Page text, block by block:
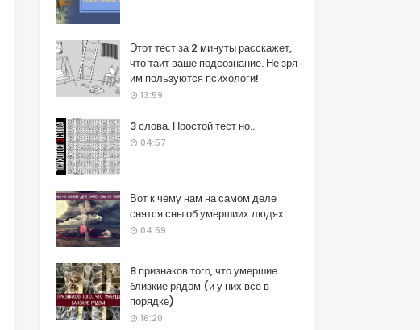
Этот тест за 2 минуты расскажет,
что таит ваше подсознание. Не зря
им пользуются психологи!
13:59
3 слова. Простой тест но..
04:57
Вот к чему нам на самом деле
снятся сны об умершиих людях
04:59
8 признаков того, что умершие
близкие рядом (и у них все в
порядке)
16:20